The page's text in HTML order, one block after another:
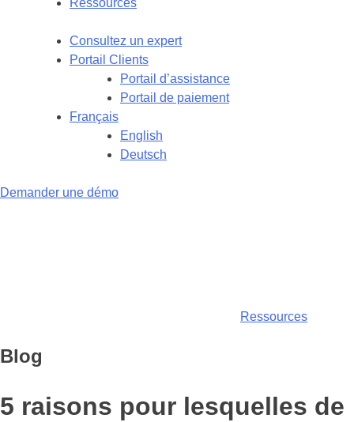
Ressources
Consultez un expert
Portail Clients
Portail d’assistance
Portail de paiement
Français
English
Deutsch
Demander une démo
Ressources
Blog
5 raisons pour lesquelles de